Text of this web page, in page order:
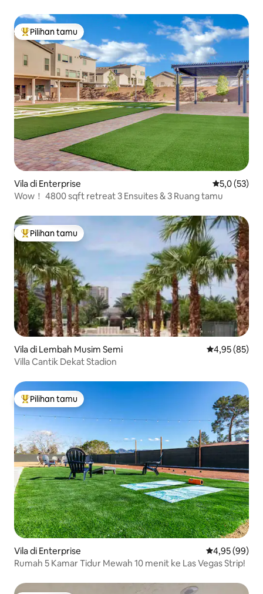
Pilihan tamu terpopuler
Pilihan tamu
Vila di Enterprise Nilai rata-
5,0 (53)
Wow！ 4800 sqft retreat 3 Ensuites & 3 Ruang tamu
Pilihan tamu terpopuler
Pilihan tamu
Vila di Lembah Musim Semi Nilai rata-rata
4,95 (85)
Villa Cantik Dekat Stadion
Pilihan tamu terpopuler
Pilihan tamu
Vila di Enterprise Nilai rata-rata
4,95 (99)
Rumah 5 Kamar Tidur Mewah 10 menit ke Las Vegas Strip!